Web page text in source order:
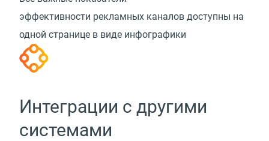
эффективности рекламных каналов доступны на
одной странице в виде инфографики
Интеграции с другими
системами